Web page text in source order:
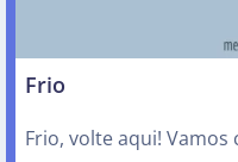
Frio
Frio, volte aqui! Vamos